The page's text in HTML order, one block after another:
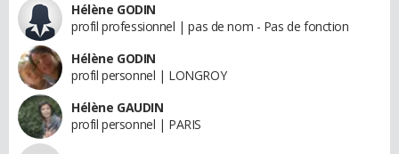
Hélène GODIN
profil professionnel | pas de nom - Pas de fonction
Hélène GODIN
profil personnel | LONGROY
Hélène GAUDIN
profil personnel | PARIS